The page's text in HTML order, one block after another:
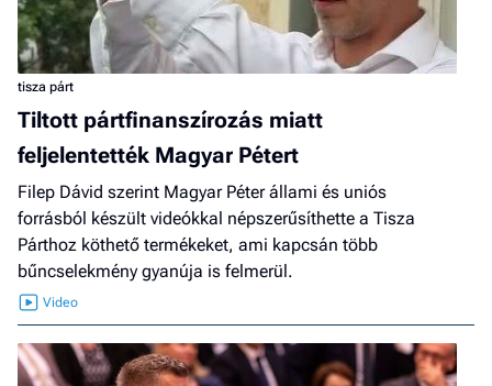
tisza párt
Tiltott pártfinanszírozás miatt
feljelentették Magyar Pétert
Filep Dávid szerint Magyar Péter állami és uniós
forrásból készült videókkal népszerűsíthette a Tisza
Párthoz köthető termékeket, ami kapcsán több
bűncselekmény gyanúja is felmerül.